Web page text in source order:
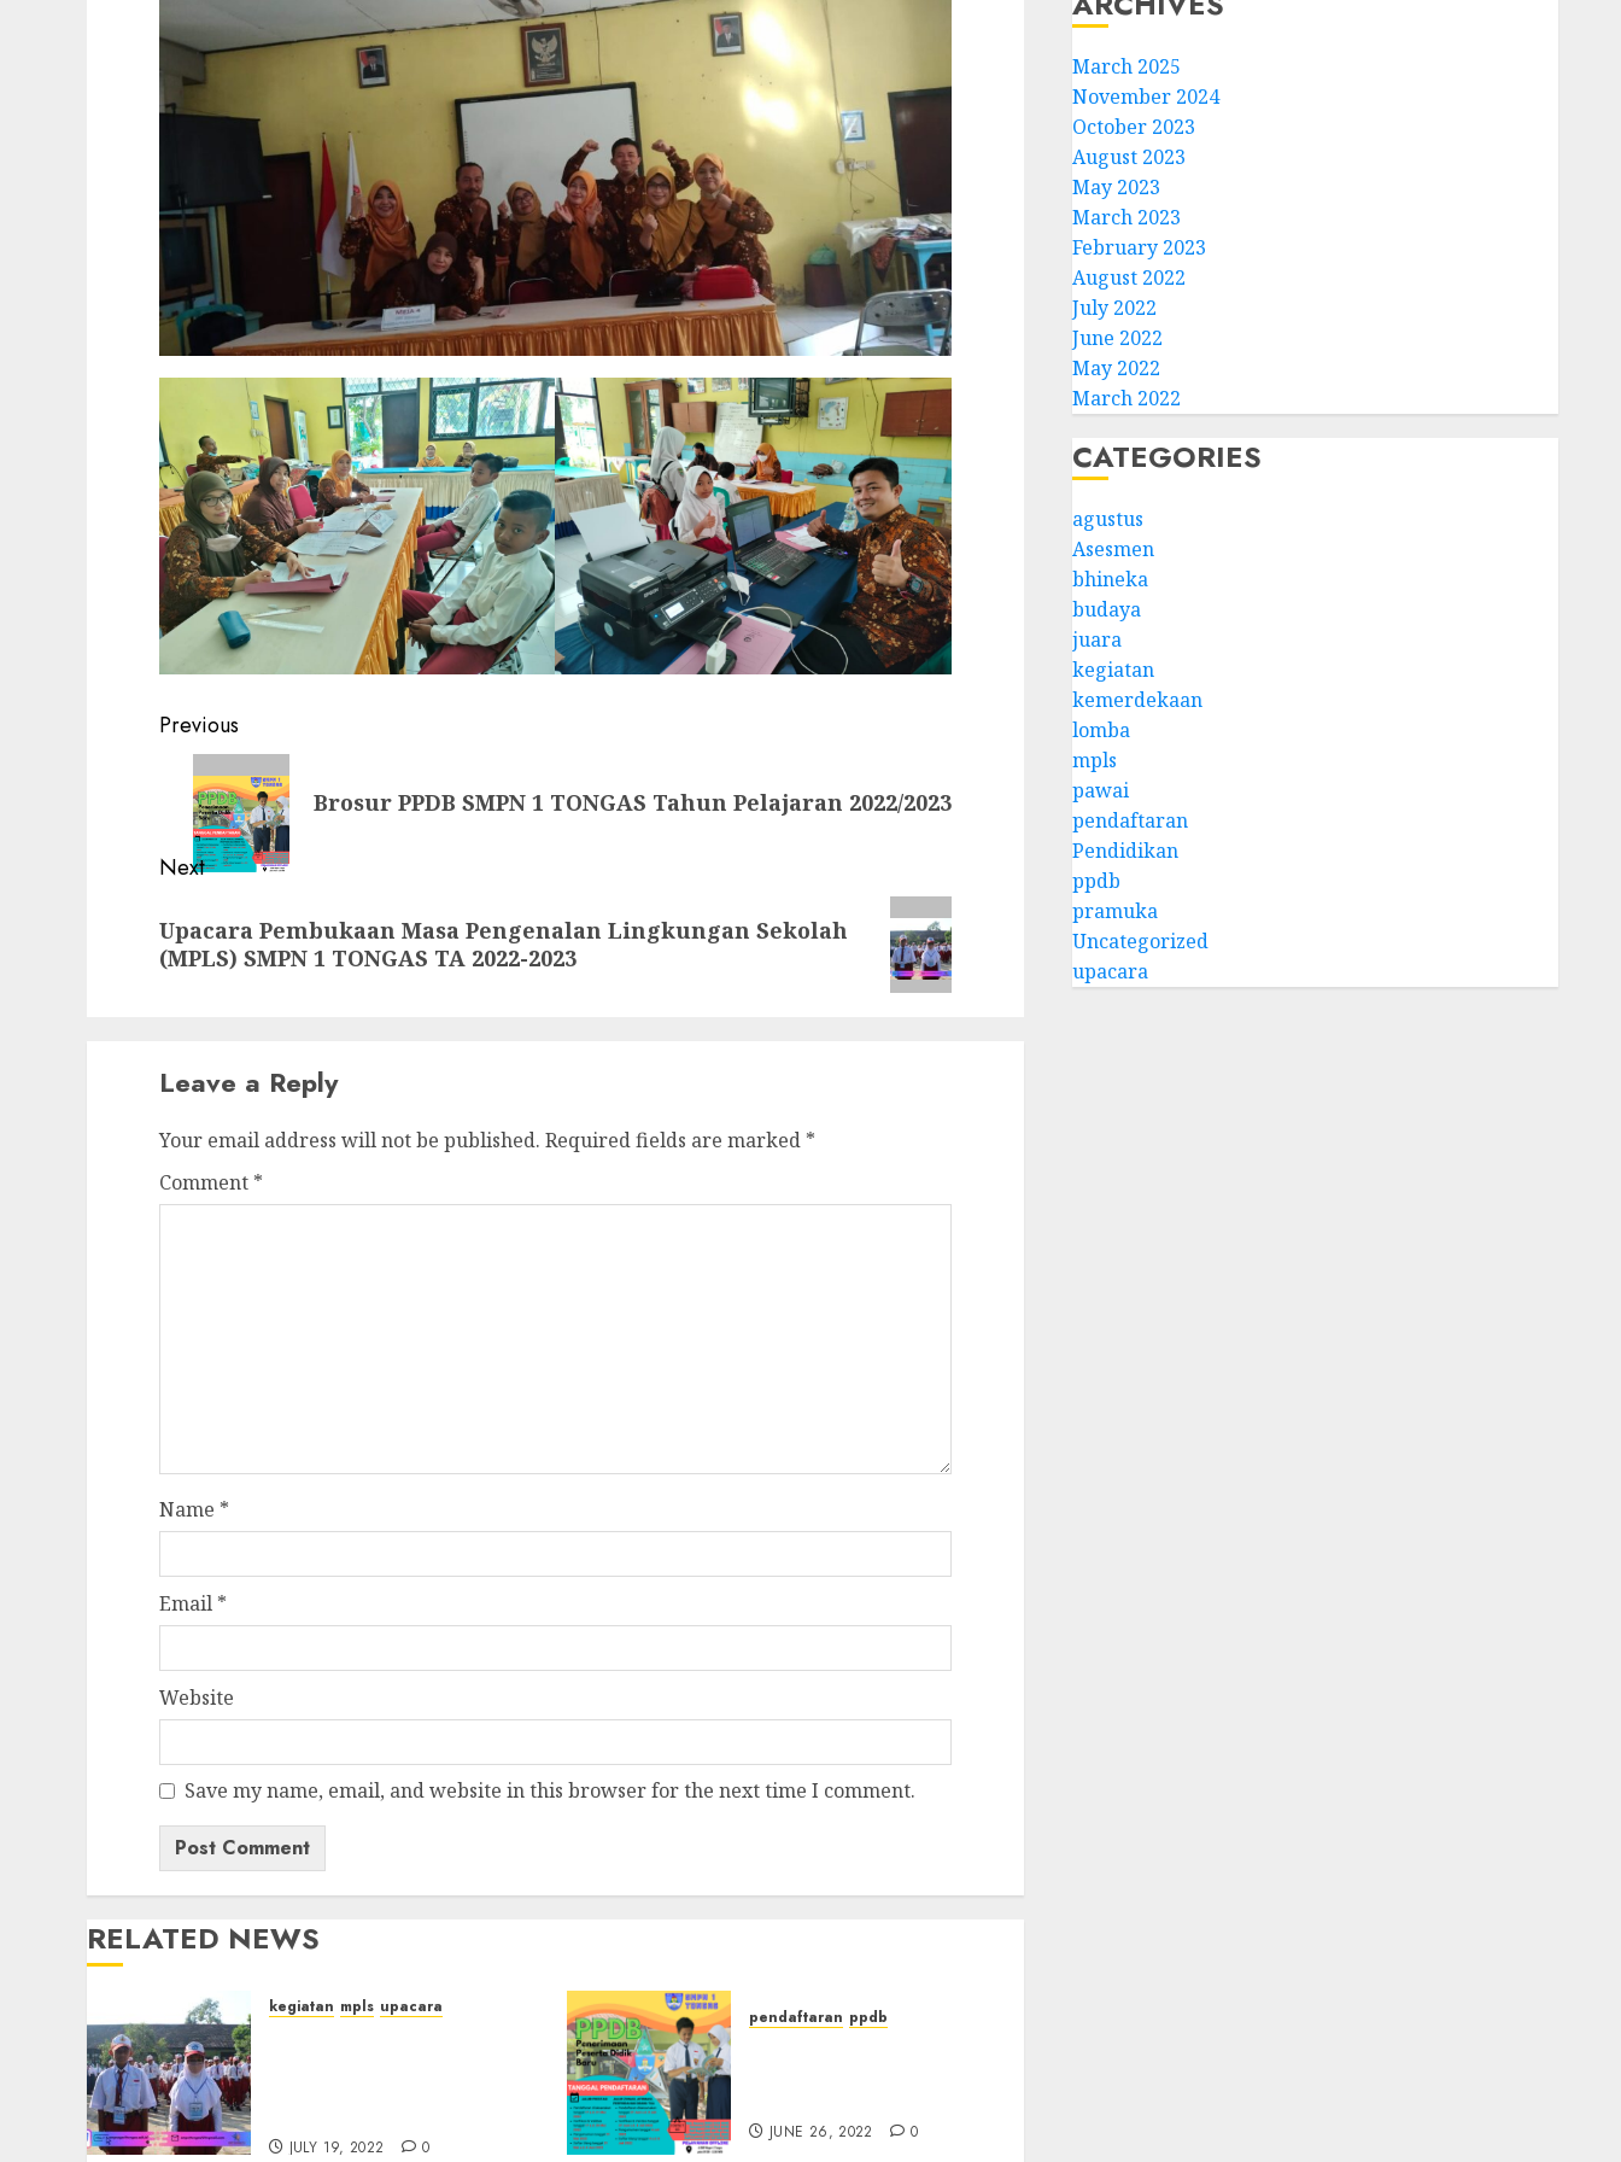
Post
navigation
Previous
Previous
post:
Brosur PPDB SMPN 1 TONGAS Tahun Pelajaran 2022/2023
Next
post:
Upacara Pembukaan Masa Pengenalan Lingkungan Sekolah
(MPLS) SMPN 1 TONGAS TA 2022-2023
Leave a Reply
Your email address will not be published. Required fields are marked *
Comment *
Name *
Email *
Website
Save my name, email, and website in this browser for the next time I comment.
RELATED NEWS
kegiatan mpls upacara
JULY 19, 2022 0
pendaftaran ppdb
JUNE 26, 2022 0
March 2025
November 2024
October 2023
August 2023
May 2023
March 2023
February 2023
August 2022
July 2022
June 2022
May 2022
March 2022
CATEGORIES
agustus
Asesmen
bhineka
budaya
juara
kegiatan
kemerdekaan
lomba
mpls
pawai
pendaftaran
Pendidikan
ppdb
pramuka
Uncategorized
upacara